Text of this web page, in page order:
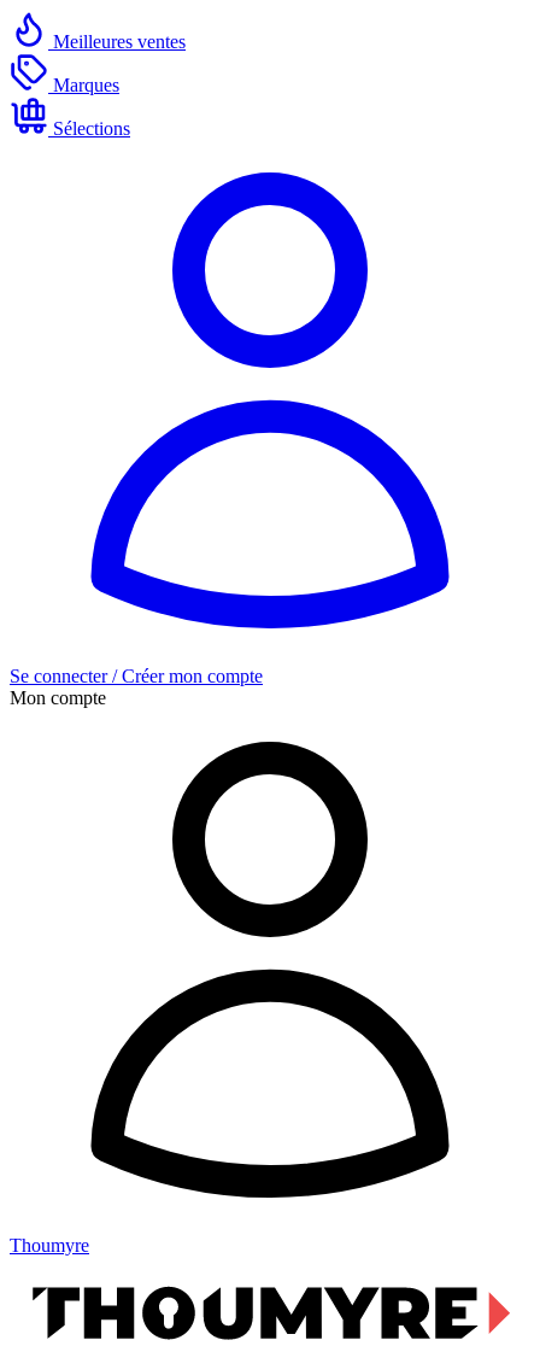
Meilleures ventes
Marques
Sélections
Se connecter / Créer mon compte
Mon compte
Thoumyre